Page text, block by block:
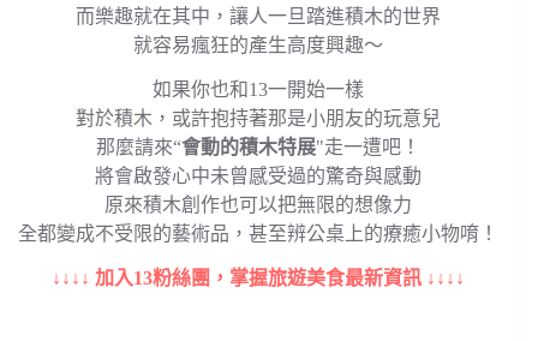
而樂趣就在其中，讓人一旦踏進積木的世界
就容易瘋狂的產生高度興趣～
如果你也和13一開始一樣
對於積木，或許抱持著那是小朋友的玩意兒
那麼請來“會動的積木特展"走一遭吧！
將會啟發心中未曾感受過的驚奇與感動
原來積木創作也可以把無限的想像力
全都變成不受限的藝術品，甚至辨公桌上的療癒小物唷！
↓↓↓↓ 加入13粉絲團，掌握旅遊美食最新資訊 ↓↓↓↓